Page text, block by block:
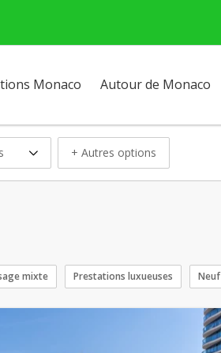
Monaco Autour de Monaco
+ Autres options
mixte Prestations luxueuses Neuf